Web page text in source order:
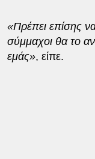
«Πρέπει επίσης
σύμμαχοι θα το
εμάς», είπε.